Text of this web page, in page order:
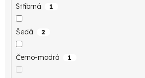
Stříbrná 1
Šedá 2
Černo-modrá 1